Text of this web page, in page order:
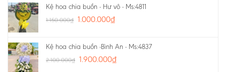
Kệ hoa chia buồn - Hư vô - Ms:4811
1.150.000₫ 1.000.000₫
Kệ hoa chia buồn -Bình An - Ms:4837
2.100.000₫ 1.900.000₫